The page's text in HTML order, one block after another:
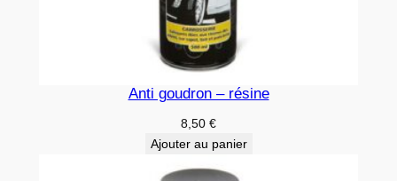
Anti goudron – résine
8,50 €
Ajouter au panier